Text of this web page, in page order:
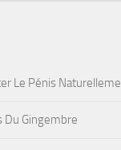
Le Pénis
Du Gingembre